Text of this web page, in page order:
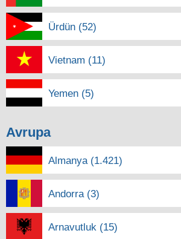
Ürdün (52)
Vietnam (11)
Yemen (5)
Avrupa
Almanya (1.421)
Andorra (3)
Arnavutluk (15)